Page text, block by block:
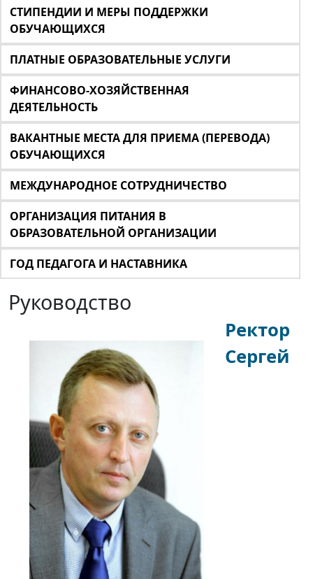
СТИПЕНДИИ И МЕРЫ ПОДДЕРЖКИ
ОБУЧАЮЩИХСЯ
ПЛАТНЫЕ ОБРАЗОВАТЕЛЬНЫЕ УСЛУГИ
ФИНАНСОВО-ХОЗЯЙСТВЕННАЯ
ДЕЯТЕЛЬНОСТЬ
ВАКАНТНЫЕ МЕСТА ДЛЯ ПРИЕМА (ПЕРЕВОДА)
ОБУЧАЮЩИХСЯ
МЕЖДУНАРОДНОЕ СОТРУДНИЧЕСТВО
ОРГАНИЗАЦИЯ ПИТАНИЯ В
ОБРАЗОВАТЕЛЬНОЙ ОРГАНИЗАЦИИ
ГОД ПЕДАГОГА И НАСТАВНИКА
Руководство
Ректор
Сергей